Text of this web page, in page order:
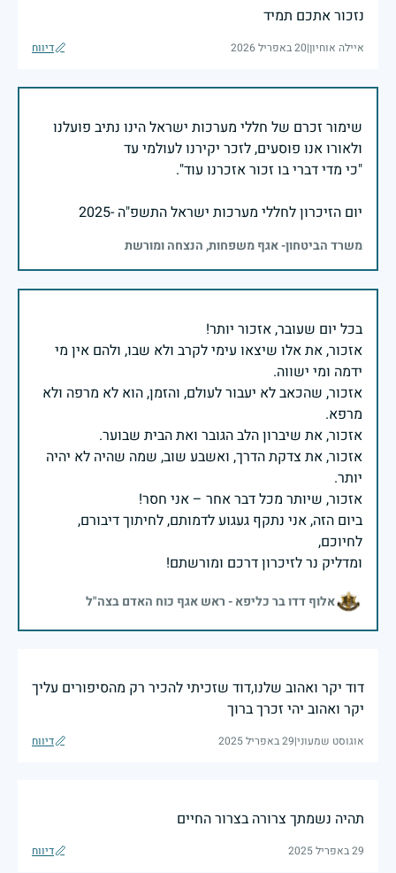
נזכור אתכם תמיד
איילה אוחיון|20 באפריל 2026 דיווח
שימור זכרם של חללי מערכות ישראל הינו נתיב פועלנו
יום הזיכרון לחללי מערכות ישראל התשפ"ה -2025
משרד הביטחון- אגף משפחות, הנצחה ומורשת
אזכור, את אלו שיצאו עימי לקרב ולא שבו, ולהם אין מי
אזכור, שהכאב לא יעבור לעולם, והזמן, הוא לא מרפה ולא
אזכור, את צדקת הדרך, ואשבע שוב, שמה שהיה לא יהיה
ביום הזה, אני נתקף געגוע לדמותם, לחיתוך דיבורם,
ומדליק נר לזיכרון דרכם ומורשתם!
אלוף דדו בר כליפא - ראש אגף כוח האדם בצה"ל
דוד יקר ואהוב שלנו,דוד שזכיתי להכיר רק מהסיפורים עליך
יקר ואהוב יהי זכרך ברוך
אוגוסט שמעוני|29 באפריל 2025 דיווח
תהיה נשמתך צרורה בצרור החיים
29 באפריל 2025 דיווח